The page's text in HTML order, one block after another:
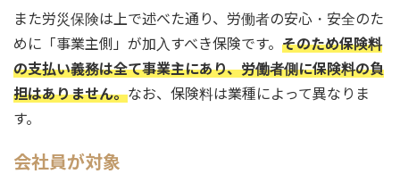
また労災保険は上で述べた通り、労働者の安心・安全のた
めに「事業主側」が加入すべき保険です。 そのため保険料
の支払い義務は全て事業主にあり、労働者側に保険料の負
担はありません。なお、保険料は業種によって異なりま
す。
会社員が対象